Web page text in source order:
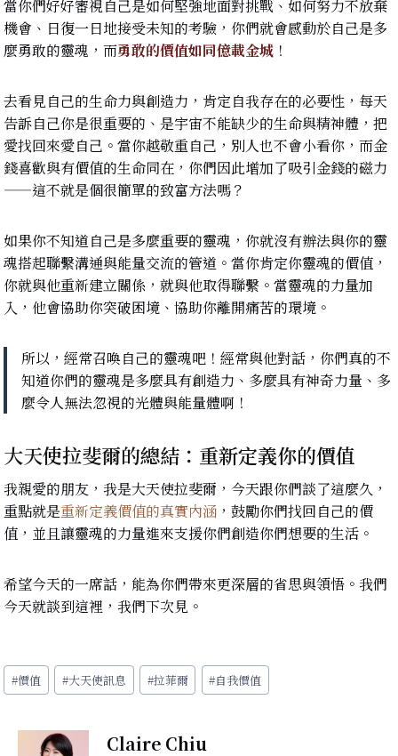
當你們好好審視自己是如何堅強地面對挑戰、如何努力不放棄
機會、日復一日地接受未知的考驗，你們就會感動於自己是多
麼勇敢的靈魂，而勇敢的價值如同億載金城 ！
去看見自己的生命力與創造力，肯定自我存在的必要性，每天
告訴自己你是很重要的、是宇宙不能缺少的生命與精神體，把
愛找回來愛自己。當你越敬重自己，別人也不會小看你，而金
錢喜歡與有價值的生命同在，你們因此增加了吸引金錢的磁力
——這不就是個很簡單的致富方法嗎？
如果你不知道自己是多麼重要的靈魂，你就沒有辦法與你的靈
魂搭起聯繫溝通與能量交流的管道。當你肯定你靈魂的價值，
你就與他重新建立關係，就與他取得聯繫。當靈魂的力量加
入，他會協助你突破困境、協助你離開痛苦的環境。
所以，經常召喚自己的靈魂吧！經常與他對話，你們真的不
知道你們的靈魂是多麼具有創造力、多麼具有神奇力量、多
麼令人無法忽視的光體與能量體啊！
大天使拉斐爾的總結：重新定義你的價值
我親愛的朋友，我是大天使拉斐爾，今天跟你們談了這麼久，
重點就是重新定義價值的真實內涵 ，鼓勵你們找回自己的價
值，並且讓靈魂的力量進來支援你們創造你們想要的生活。
希望今天的一席話，能為你們帶來更深層的省思與領悟。我們
今天就談到這裡，我們下次見。
帖
子
籤：
#價值 #大天使訊息 #拉菲爾 #自我價值
Claire Chiu